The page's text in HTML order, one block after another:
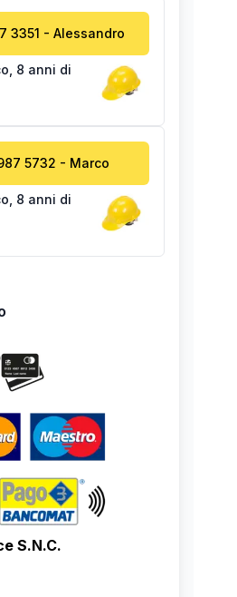
3351 - Alessandro
8 anni di
5732 - Marco
8 anni di
S.N.C.